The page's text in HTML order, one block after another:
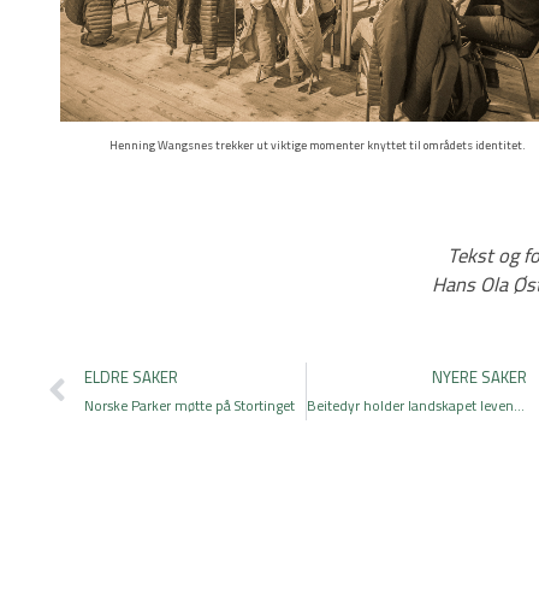
Henning Wangsnes trekker ut viktige momenter knyttet til områdets identitet.
Tekst og
Hans Ola
Prev
ELDRE SAKER
Norske Parker møtte på Stortinget
NYERE SAKER
Beitedyr holder landskapet levende